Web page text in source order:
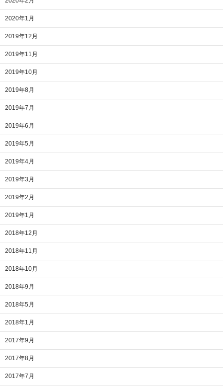
2020年1月
2019年12月
2019年11月
2019年10月
2019年8月
2019年7月
2019年6月
2019年5月
2019年4月
2019年3月
2019年2月
2019年1月
2018年12月
2018年11月
2018年10月
2018年9月
2018年5月
2018年1月
2017年9月
2017年8月
2017年7月